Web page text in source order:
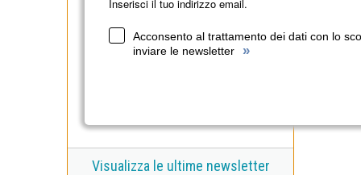
Inserisci il tuo indirizzo email.
Acconsento al trattamento dei dati con lo
inviare le newsletter
»
Visualizza le ultime newsletter